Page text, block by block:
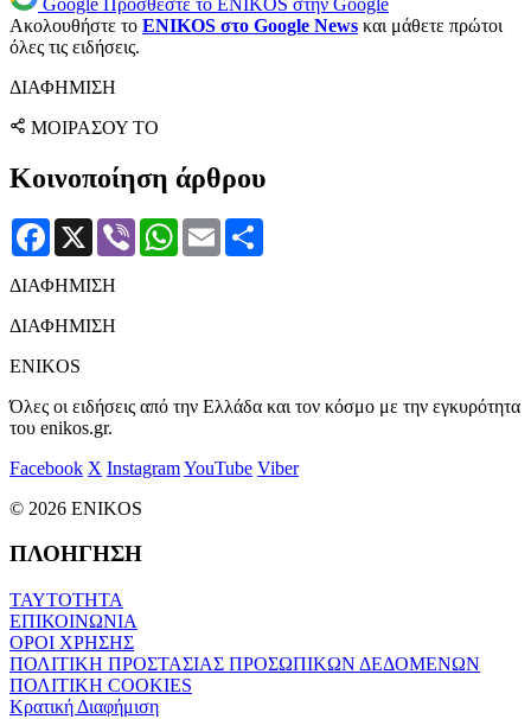
Ακολουθήστε το ENIKOS στο Google News και μάθετε πρώτοι
όλες τις ειδήσεις.
ΔΙΑΦΗΜΙΣΗ
ΜΟΙΡΑΣΟΥ ΤΟ
Κοινοποίηση άρθρου
Facebook
X Viber WhatsApp
Email
ΔΙΑΦΗΜΙΣΗ
ΔΙΑΦΗΜΙΣΗ
ENIKOS
Όλες οι ειδήσεις από την Ελλάδα και τον κόσμο με την εγκυρότητα
του enikos.gr.
Facebook X InstagramYouTube Viber
© 2026 ENIKOS
ΠΛΟΗΓΗΣΗ
ΤΑΥΤΟΤΗΤΑ
ΕΠΙΚΟΙΝΩΝΙΑ
ΟΡΟΙ ΧΡΗΣΗΣ
ΠΟΛΙΤΙΚΗ ΠΡΟΣΤΑΣΙΑΣ ΠΡΟΣΩΠΙΚΩΝ ΔΕΔΟΜΕΝΩΝ
ΠΟΛΙΤΙΚΗ COOKIES
Κρατική Διαφήμιση